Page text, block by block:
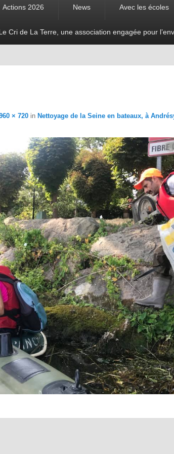
Actions 2026 News Avec les écoles
Cri de La Terre, une association engagée pour
× 720 in Nettoyage de la Seine en bateaux, à